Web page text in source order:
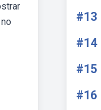
#13
#14
#15
#16